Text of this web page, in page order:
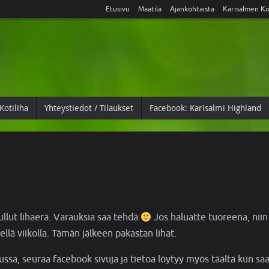
Etusivu Maatila Ajankohtaista Karisalmen
Yhteystiedot / Tilaukset Facebook: Karisalmi Highland
lihaerä. Varauksia saa tehdä
Jos haluatte tuoreena,
viikolla. Tämän jälkeen pakastan lihat.
seuraa facebook sivuja ja tietoa löytyy myös täältä kun